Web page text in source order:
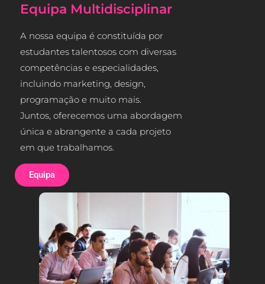
Equipa Multidisciplinar
A nossa equipa é constituída por
estudantes talentosos com diversas
competências e especialidades,
incluindo marketing, design,
programação e muito mais.
Juntos, oferecemos uma abordagem
única e abrangente a cada projeto
em que trabalhamos.
Equipa